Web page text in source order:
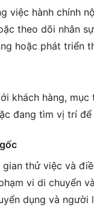
việc hành chính
theo dõi nhân sự
hoặc phát triển
khách hàng,
đang tìm vị trí
thử việc và
vi di chuyển
dụng và